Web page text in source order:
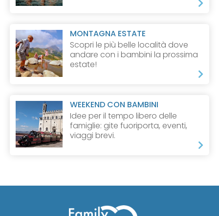
MONTAGNA ESTATE
Scopri le più belle località dove
andare con i bambini la prossima
estate!
WEEKEND CON BAMBINI
Idee per il tempo libero delle
famiglie: gite fuoriporta, eventi,
viaggi brevi.